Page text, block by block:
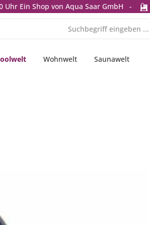
Uhr Ein Shop von Aqua Saar GmbH -
Wohnwelt Saunawelt